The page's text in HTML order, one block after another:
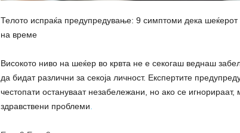
Телото испраќа предупредување: 9 симптоми дека шеќерот
на време
Високото ниво на шеќер во крвта не е секогаш веднаш
да бидат различни за секоја личност. Експертите
честопати остануваат незабележани, но ако се
здравствени проблеми